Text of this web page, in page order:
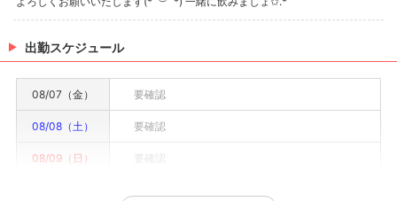
出勤スケジュール
08/07（金） 要確認
08/08（土） 要確認
08/09（日） 要確認